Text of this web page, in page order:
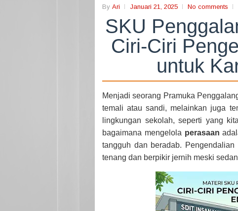
By Ari Januari 21, 2025 No comments
SKU
Ciri-Ciri
untuk
Menjadi seorang Pramuka
temali atau sandi, melainkan juga
lingkungan sekolah, seperti yang
bagaimana mengelola perasaan
tangguh dan beradab.
tenang dan berpikir jernih meski